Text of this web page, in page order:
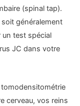
(spinal tap).
soit généralement
un test spécial
JC dans votre
tomodensitométrie
cerveau, vos reins